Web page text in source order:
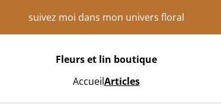
suivez moi dans mon univers floral
Fleurs et lin boutique
AccueilArticles